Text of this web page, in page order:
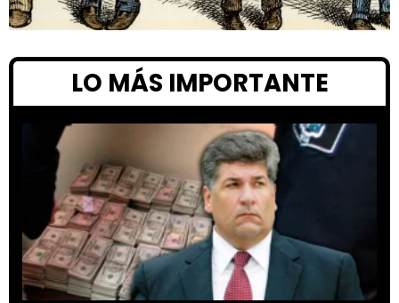
LO MÁS IMPORTANTE